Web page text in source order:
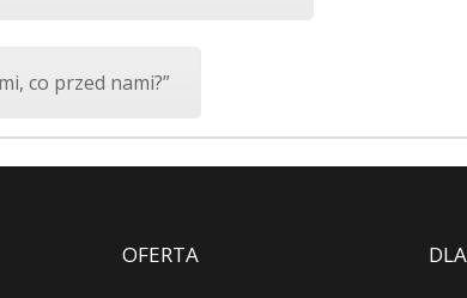
co przed nami?”
OFERTA